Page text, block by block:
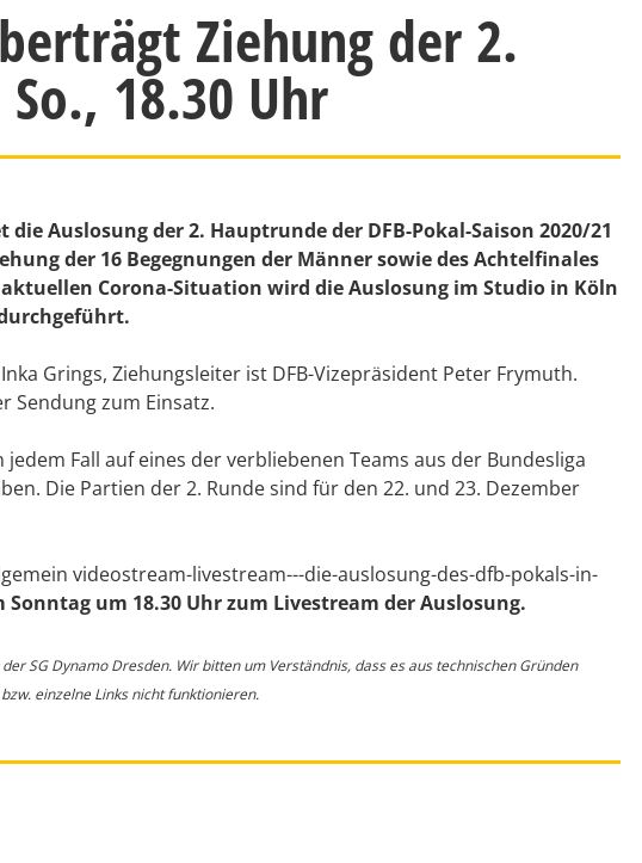
Ziehung der 2.
18.30 Uhr
Auslosung der 2. Hauptrunde der DFB-Pokal-Saison 2020/21
der 16 Begegnungen der Männer sowie des Achtelfinales
Corona-Situation wird die Auslosung im Studio in Köln
Grings, Ziehungsleiter ist DFB-Vizepräsident Peter Frymuth.
Sendung zum Einsatz.
Fall auf eines der verbliebenen Teams aus der Bundesliga
Die Partien der 2. Runde sind für den 22. und 23. Dezember
videostream-livestream---die-auslosung-des-dfb-pokals-in-
Sonntag um 18.30 Uhr zum Livestream der Auslosung.
SG Dynamo Dresden. Wir bitten um Verständnis, dass es aus technischen Gründen
einzelne Links nicht funktionieren.